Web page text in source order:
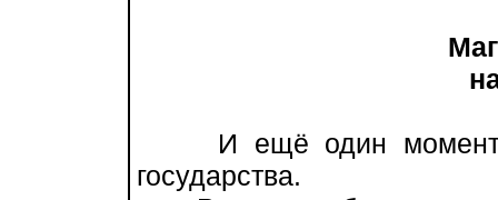
И ещё один момент,
государства.